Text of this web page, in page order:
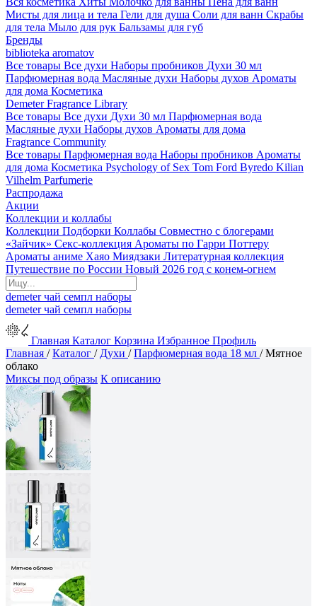
Мисты для лица и тела Гели для душа Соли для ванн Скрабы
для тела Мыло для рук Бальзамы для губ
Бренды
biblioteka aromatov
Все товары Все духи Наборы пробников Духи 30 мл
Парфюмерная вода Масляные духи Наборы духов Ароматы
для дома Косметика
Demeter Fragrance Library
Все товары Все духи Духи 30 мл Парфюмерная вода
Масляные духи Наборы духов Ароматы для дома
Fragrance Community
Все товары Парфюмерная вода Наборы пробников Ароматы
для дома Косметика Psychology of Sex Tom Ford Byredo Kilian
Vilhelm Parfumerie
Распродажа
Акции
Коллекции и коллабы
Коллекции Подборки Коллабы Совместно с блогерами
«Зайчик» Секс-коллекция Ароматы по Гарри Поттеру
Ароматы аниме Хаяо Миядзаки Литературная коллекция
Путешествие по России Новый 2026 год с конем-огнем
demeterчай семпл наборы
demeterчай семпл наборы
Главная Каталог Корзина Избранное Профиль
Главная /Каталог / Духи /Парфюмерная вода 18 мл /Мятное
облако
Миксы под образы К описанию